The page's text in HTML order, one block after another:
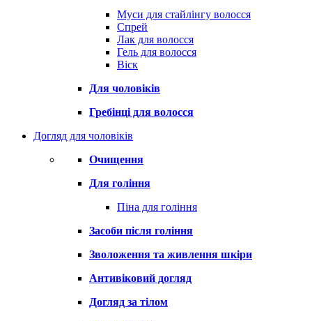
Муси для стайлінгу волосся
Спрей
Лак для волосся
Гель для волосся
Віск
Для чоловіків
Гребінці для волосся
Догляд для чоловіків
Очищення
Для гоління
Піна для гоління
Засоби після гоління
Зволоження та живлення шкіри
Антивіковий догляд
Догляд за тілом